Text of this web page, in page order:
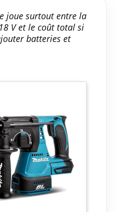
joue surtout entre la
V et le coût total si
batteries et